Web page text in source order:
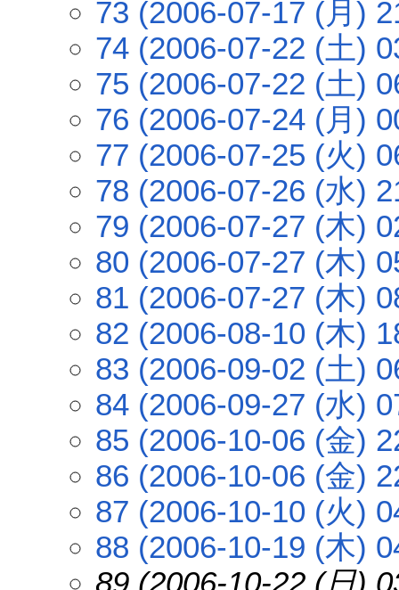
73 (2006-07-17 (月)
74 (2006-07-22 (土)
75 (2006-07-22 (土)
76 (2006-07-24 (月)
77 (2006-07-25 (火)
78 (2006-07-26 (水)
79 (2006-07-27 (木)
80 (2006-07-27 (木)
81 (2006-07-27 (木)
82 (2006-08-10 (木)
83 (2006-09-02 (土)
84 (2006-09-27 (水)
85 (2006-10-06 (金)
86 (2006-10-06 (金)
87 (2006-10-10 (火)
88 (2006-10-19 (木)
89 (2006-10-22 (日)